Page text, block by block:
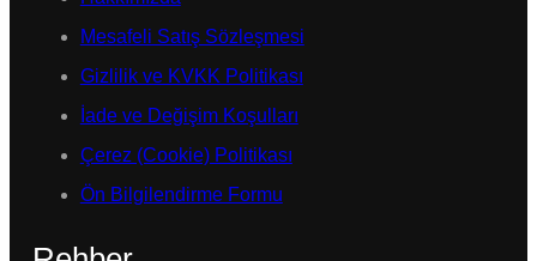
Mesafeli Satış Sözleşmesi
Gizlilik ve KVKK Politikası
İade ve Değişim Koşulları
Çerez (Cookie) Politikası
Ön Bilgilendirme Formu